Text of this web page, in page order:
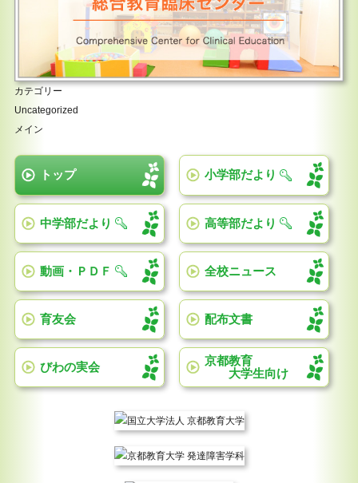
カテゴリー
Uncategorized
メイン
トップ 小学部だより
中学部だより 高等部だより
動画・ＰＤＦ 全校ニュース
育友会 配布文書
びわの実会
京都教育
大学生向け